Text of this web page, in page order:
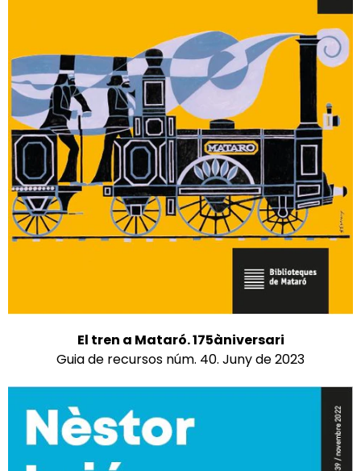
El tren a Mataró. 175àniversari
Guia de recursos núm. 40. Juny de 2023